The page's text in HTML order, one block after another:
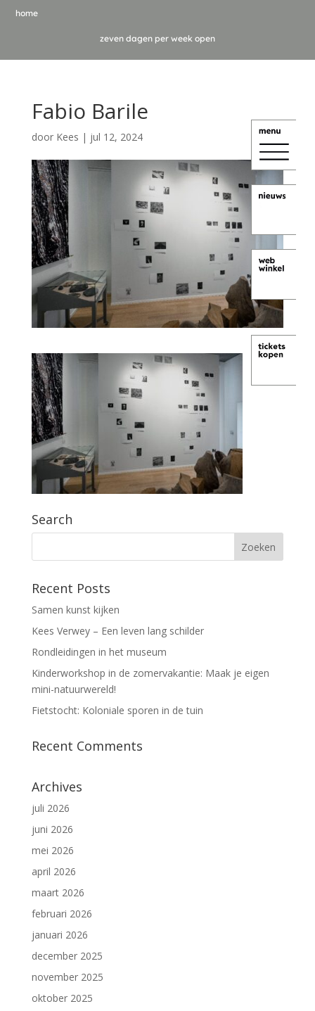
home
zeven dagen per week open
Fabio Barile
door Kees | jul 12, 2024
Search
Recent Posts
Samen kunst kijken
Kees Verwey – Een leven lang schilder
Rondleidingen in het museum
Kinderworkshop in de zomervakantie: Maak je eigen
mini-natuurwereld!
Fietstocht: Koloniale sporen in de tuin
Recent Comments
Archives
juli 2026
juni 2026
mei 2026
april 2026
maart 2026
februari 2026
januari 2026
december 2025
november 2025
oktober 2025